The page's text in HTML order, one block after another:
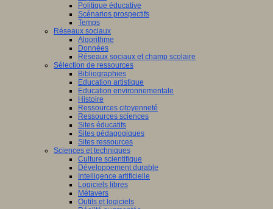
Politique éducative
Scénarios prospectifs
Temps
Réseaux sociaux
Algorithme
Données
Réseaux sociaux et champ scolaire
Sélection de ressources
Bibliographies
Education artistique
Education environnementale
Histoire
Ressources citoyenneté
Ressources sciences
Sites éducatifs
Sites pédagogiques
Sites ressources
Sciences et techniques
Culture scientifique
Développement durable
Intelligence artificielle
Logiciels libres
Métavers
Outils et logiciels